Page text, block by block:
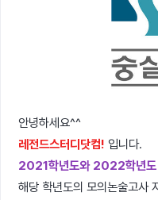
안녕하세요^^
레전드스터디닷컴! 입니다.
2021학년도와 2022학년도
해당 학년도의 모의논술고사